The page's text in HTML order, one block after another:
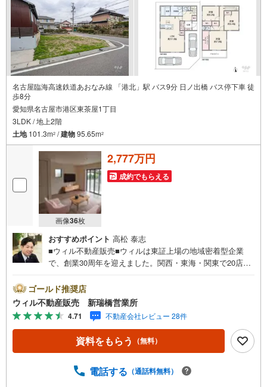
件に関することはもちろん、住宅ローンなどの資金面やリ
フォームに関することなど、お住まいに関するどんなこと
でもお気軽にご相談ください。
名古屋臨海高速鉄道あおなみ線 「港北」駅 バス9分 日ノ出橋 バス停下車 徒
歩8分
愛知県名古屋市港区東茶屋1丁目
3LDK / 地上2階
土地101.3m2 /建物95.65m2
画像36枚
2,777万円
成約でもらえる
おすすめポイント 高松 泰志
■ウィル不動産販売■ウィルは東証上場の地域密着型企業
で、創業30周年を迎えました。関西・東海・関東で20店舗
です。新瑞橋駅から徒歩1分の店舗には、キッズスペースや
おむつ替えスペースを完備しており、お子様連れのお客様
も安心してご利用いただけます。●平日のお住まい探しの方
へ●弊社では平日にご内覧や契約を希望されるお客様のため
に、「平日会員制度」という割引プランをご用意していま
す。●お仕事で忙しい方へ●午前10時から午後7時まで、毎
間外でのご内覧にも対応いたします。また、オンライン内
ゴールド推奨店
ウィル不動産販売 新瑞橋営業所
4.71 不動産会社レビュー 28件
資料をもらう （無料）
電話する （通話料無料）